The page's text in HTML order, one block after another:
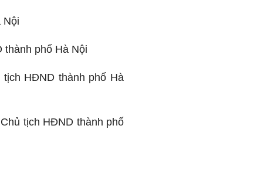
Nội
thành phố Hà Nội
tịch HĐND thành phố Hà
tịch HĐND thành phố